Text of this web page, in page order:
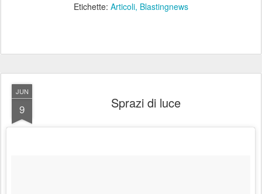
Etichette: Articoli Blastingnews
JUN
9 Sprazi di luce